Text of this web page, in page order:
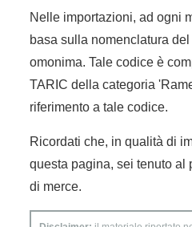
Nelle importazioni, ad ogni
basa sulla nomenclatura
omonima. Tale codice è
TARIC della categoria
riferimento a tale codice.
Ricordati che, in qualità di
questa pagina, sei tenuto al
di merce.